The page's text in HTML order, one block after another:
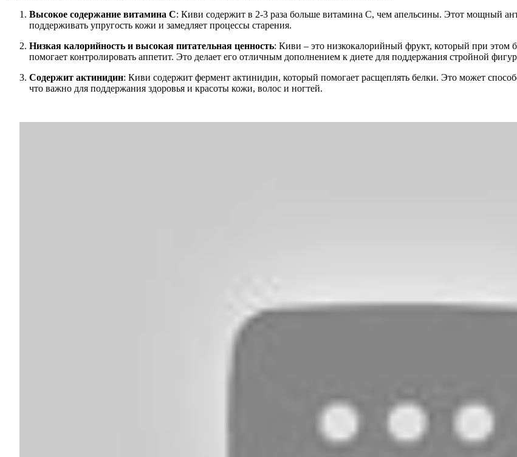
Высокое содержание витамина C: Киви содержит в 2-3 раза больше витамина C, чем апельсины. Этот мощный
поддерживать упругость кожи и замедляет процессы старения.
Низкая калорийность и высокая питательная ценность: Киви – это низкокалорийный фрукт, который при этом
помогает контролировать аппетит. Это делает его отличным дополнением к диете для поддержания стройной
Содержит актинидин: Киви содержит фермент актинидин, который помогает расщеплять белки. Это может
что важно для поддержания здоровья и красоты кожи, волос и ногтей.